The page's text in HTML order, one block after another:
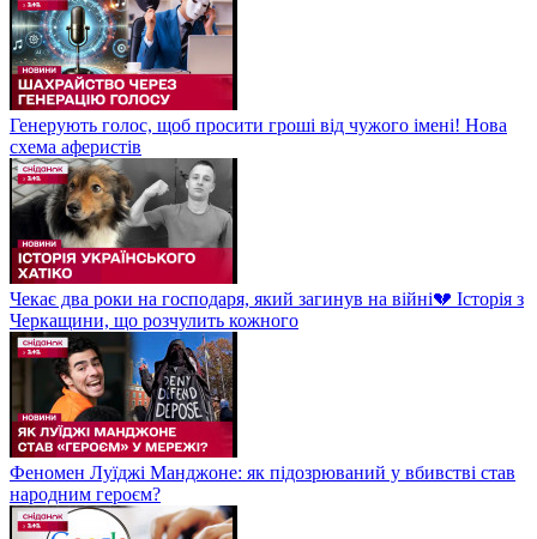
Генерують голос, щоб просити гроші від чужого імені! Нова
схема аферистів
Чекає два роки на господаря, який загинув на війні💔 Історія з
Черкащини, що розчулить кожного
Феномен Луїджі Манджоне: як підозрюваний у вбивстві став
народним героєм?